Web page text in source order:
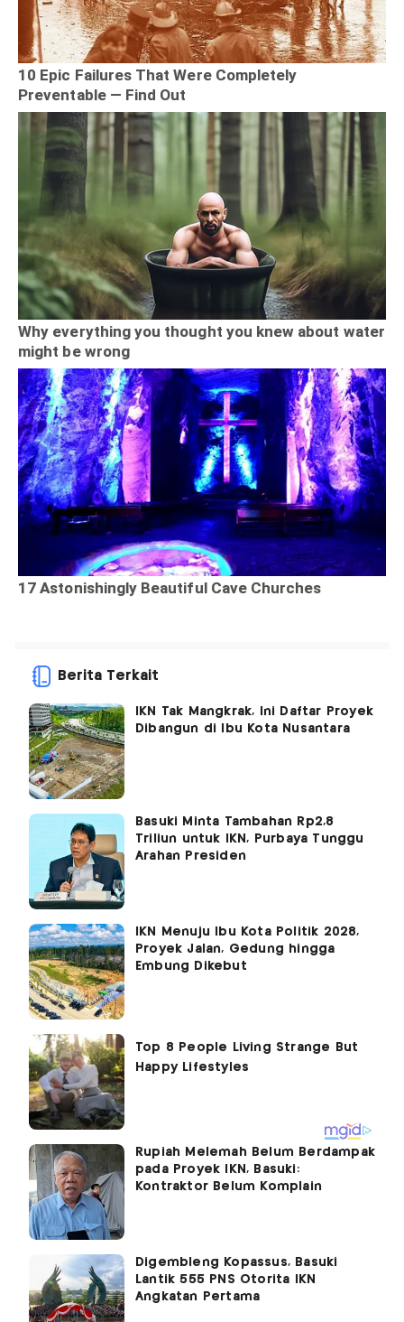
Berita Terkait
IKN Tak Mangkrak, Ini Daftar Proyek
Dibangun di Ibu Kota Nusantara
Basuki Minta Tambahan Rp2,8
Triliun untuk IKN, Purbaya Tunggu
Arahan Presiden
IKN Menuju Ibu Kota Politik 2028,
Proyek Jalan, Gedung hingga
Embung Dikebut
Rupiah Melemah Belum Berdampak
pada Proyek IKN, Basuki:
Kontraktor Belum Komplain
Digembleng Kopassus, Basuki
Lantik 555 PNS Otorita IKN
Angkatan Pertama